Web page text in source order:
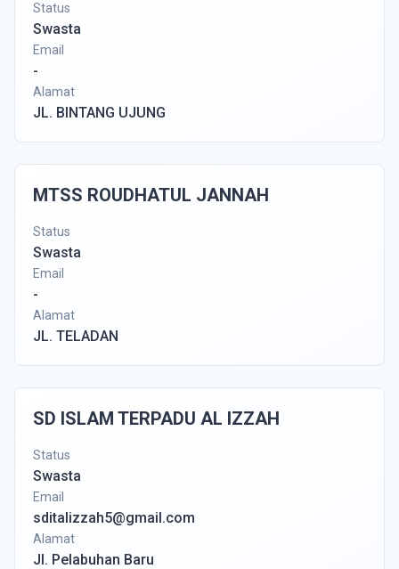
Status
Swasta
Email
-
Alamat
JL. BINTANG UJUNG
MTSS ROUDHATUL JANNAH
Status
Swasta
Email
-
Alamat
JL. TELADAN
SD ISLAM TERPADU AL IZZAH
Status
Swasta
Email
sditalizzah5@gmail.com
Alamat
Jl. Pelabuhan Baru